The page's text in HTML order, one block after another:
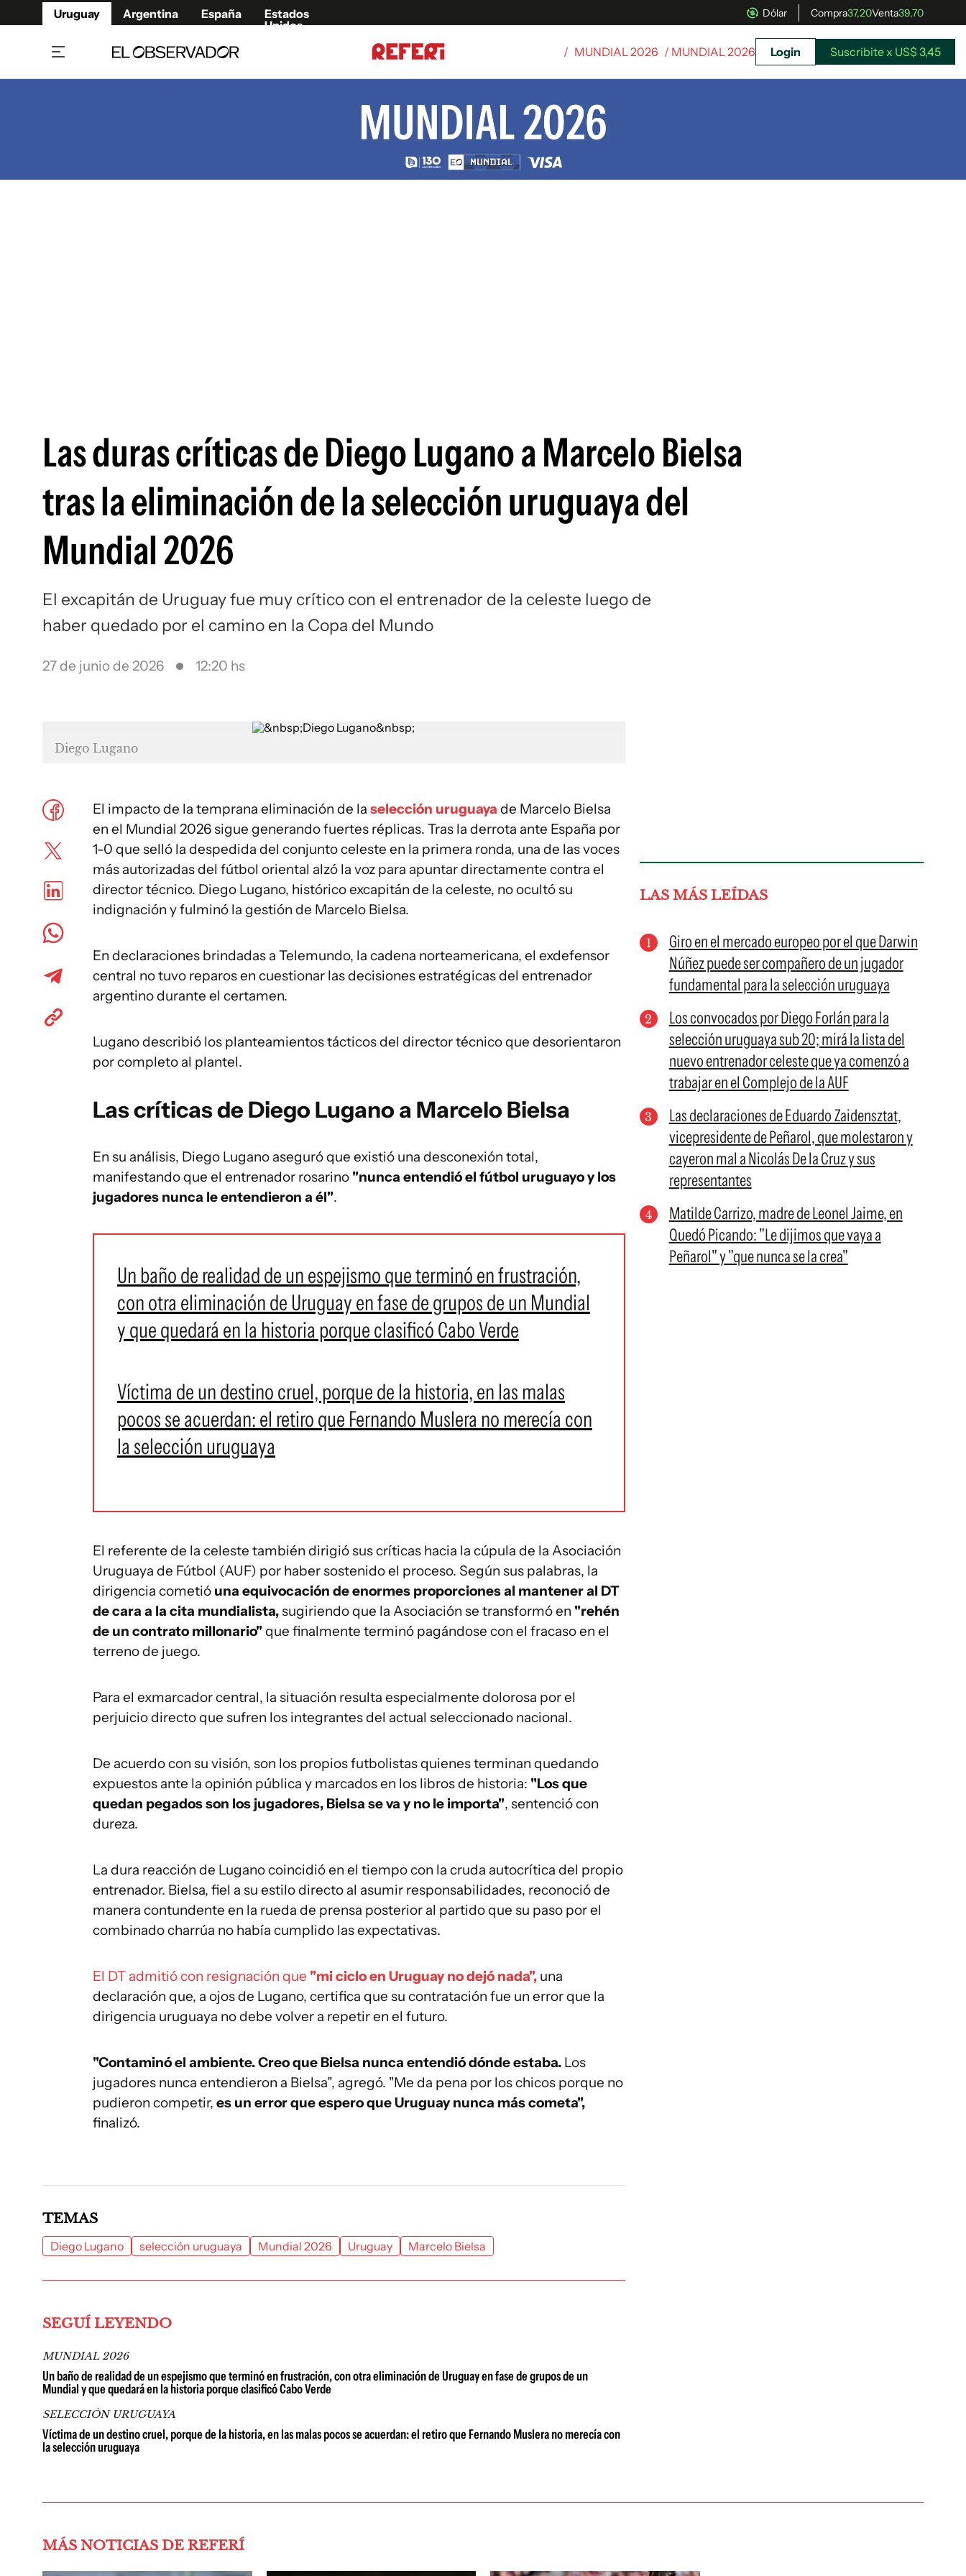
Uruguay Argentina España
Estados
Unidos
Dólar Compra37,20Venta39,70
/ MUNDIAL 2026 / MUNDIAL 2026 Login Suscribite x US$ 3,45
Las duras críticas de Diego Lugano a Marcelo Bielsa
tras la eliminación de la selección uruguaya del
Mundial 2026
El excapitán de Uruguay fue muy crítico con el entrenador de la celeste luego de
haber quedado por el camino en la Copa del Mundo
27 de junio de 2026 12:20 hs
Diego Lugano
El impacto de la temprana eliminación de la selección uruguaya de Marcelo Bielsa
en el Mundial 2026 sigue generando fuertes réplicas. Tras la derrota ante España por
1-0 que selló la despedida del conjunto celeste en la primera ronda, una de las voces
más autorizadas del fútbol oriental alzó la voz para apuntar directamente contra el
director técnico. Diego Lugano, histórico excapitán de la celeste, no ocultó su
indignación y fulminó la gestión de Marcelo Bielsa.
En declaraciones brindadas a Telemundo, la cadena norteamericana, el exdefensor
central no tuvo reparos en cuestionar las decisiones estratégicas del entrenador
argentino durante el certamen.
Lugano describió los planteamientos tácticos del director técnico que desorientaron
por completo al plantel.
Las críticas de Diego Lugano a Marcelo Bielsa
En su análisis, Diego Lugano aseguró que existió una desconexión total,
manifestando que el entrenador rosarino "nunca entendió el fútbol uruguayo y los
jugadores nunca le entendieron a él".
Un baño de realidad de un espejismo que terminó en frustración,
con otra eliminación de Uruguay en fase de grupos de un Mundial
y que quedará en la historia porque clasificó Cabo Verde
Víctima de un destino cruel, porque de la historia, en las malas
pocos se acuerdan: el retiro que Fernando Muslera no merecía con
la selección uruguaya
El referente de la celeste también dirigió sus críticas hacia la cúpula de la Asociación
Uruguaya de Fútbol (AUF) por haber sostenido el proceso. Según sus palabras, la
dirigencia cometió una equivocación de enormes proporciones al mantener al DT
de cara a la cita mundialista,sugiriendo que la Asociación se transformó en "rehén
de un contrato millonario"que finalmente terminó pagándose con el fracaso en el
terreno de juego.
Para el exmarcador central, la situación resulta especialmente dolorosa por el
perjuicio directo que sufren los integrantes del actual seleccionado nacional.
De acuerdo con su visión, son los propios futbolistas quienes terminan quedando
expuestos ante la opinión pública y marcados en los libros de historia: "Los que
quedan pegados son los jugadores, Bielsa se va y no le importa", sentenció con
dureza.
La dura reacción de Lugano coincidió en el tiempo con la cruda autocrítica del propio
entrenador. Bielsa, fiel a su estilo directo al asumir responsabilidades, reconoció de
manera contundente en la rueda de prensa posterior al partido que su paso por el
combinado charrúa no había cumplido las expectativas.
El DT admitió con resignación que "mi ciclo en Uruguay no dejó nada", una
declaración que, a ojos de Lugano, certifica que su contratación fue un error que la
dirigencia uruguaya no debe volver a repetir en el futuro.
"Contaminó el ambiente. Creo que Bielsa nunca entendió dónde estaba. Los
jugadores nunca entendieron a Bielsa”, agregó. "Me da pena por los chicos porque no
pudieron competir, es un error que espero que Uruguay nunca más cometa",
finalizó.
LAS MÁS LEÍDAS
Giro en el mercado europeo por el que Darwin
Núñez puede ser compañero de un jugador
fundamental para la selección uruguaya
Los convocados por Diego Forlán para la
selección uruguaya sub 20; mirá la lista del
nuevo entrenador celeste que ya comenzó a
trabajar en el Complejo de la AUF
Las declaraciones de Eduardo Zaidensztat,
vicepresidente de Peñarol, que molestaron y
cayeron mal a Nicolás De la Cruz y sus
representantes
Matilde Carrizo, madre de Leonel Jaime, en
Quedó Picando: "Le dijimos que vaya a
Peñarol" y "que nunca se la crea"
TEMAS
Diego Lugano selección uruguaya Mundial 2026 Uruguay Marcelo Bielsa
SEGUÍ LEYENDO
MUNDIAL 2026
Un baño de realidad de un espejismo que terminó en frustración, con otra eliminación de Uruguay en fase de grupos de un
Mundial y que quedará en la historia porque clasificó Cabo Verde
SELECCIÓN URUGUAYA
Víctima de un destino cruel, porque de la historia, en las malas pocos se acuerdan: el retiro que Fernando Muslera no merecía con
la selección uruguaya
MÁS NOTICIAS DE REFERÍ